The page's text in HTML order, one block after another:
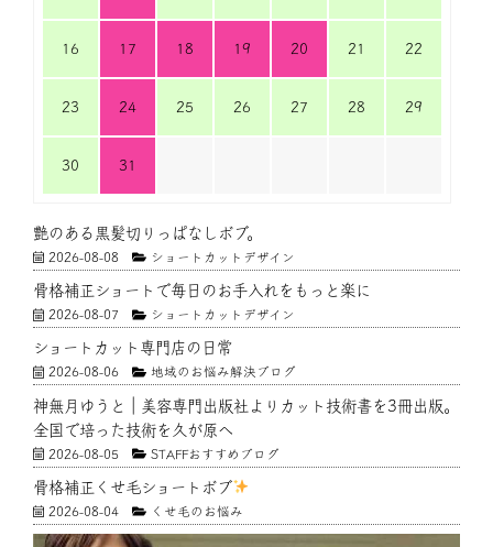
16 17 18 19 20 21 22
23 24 25 26 27 28 29
30 31
艶のある黒髪切りっぱなしボブ。
2026-08-08 ショートカットデザイン
骨格補正ショートで毎日のお手入れをもっと楽に
2026-08-07 ショートカットデザイン
ショートカット専門店の日常
2026-08-06 地域のお悩み解決ブログ
神無月ゆうと｜美容専門出版社よりカット技術書を3冊出版。
全国で培った技術を久が原へ
2026-08-05 STAFFおすすめブログ
骨格補正くせ毛ショートボブ
2026-08-04 くせ毛のお悩み